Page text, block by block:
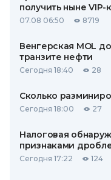
получить ныне
07.08 06:50 8719
Венгерская MOL
транзите нефти
Сегодня 18:40 28
Сколько
Сегодня 18:00 27
Налоговая
признаками
Сегодня 17:22 124